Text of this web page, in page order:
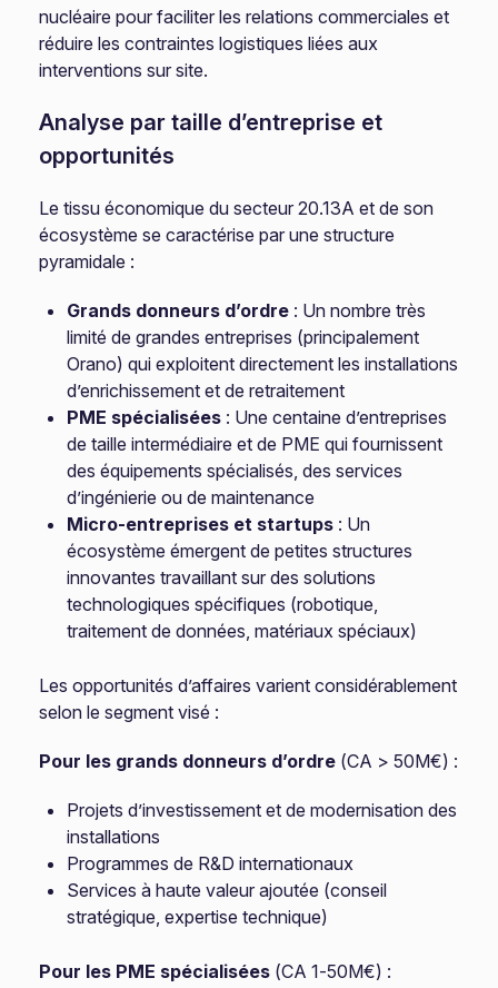
nucléaire pour faciliter les relations commerciales et
réduire les contraintes logistiques liées aux
interventions sur site.
Analyse par taille d’entreprise et
opportunités
Le tissu économique du secteur 20.13A et de son
écosystème se caractérise par une structure
pyramidale :
Grands donneurs d’ordre : Un nombre très
limité de grandes entreprises (principalement
Orano) qui exploitent directement les installations
d’enrichissement et de retraitement
PME spécialisées : Une centaine d’entreprises
de taille intermédiaire et de PME qui fournissent
des équipements spécialisés, des services
d’ingénierie ou de maintenance
Micro-entreprises et startups : Un
écosystème émergent de petites structures
innovantes travaillant sur des solutions
technologiques spécifiques (robotique,
traitement de données, matériaux spéciaux)
Les opportunités d’affaires varient considérablement
selon le segment visé :
Pour les grands donneurs d’ordre (CA > 50M€) :
Projets d’investissement et de modernisation des
installations
Programmes de R&D internationaux
Services à haute valeur ajoutée (conseil
stratégique, expertise technique)
Pour les PME spécialisées (CA 1-50M€) :